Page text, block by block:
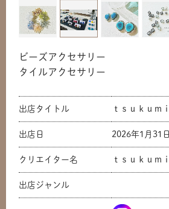
ビーズアクセサリー
タイルアクセサリー
出店タイトル ｔｓｕｋｕｍｉ
出店日 2026年1月31日
クリエイター名 ｔｓｕｋｕｍｉ
出店ジャンル